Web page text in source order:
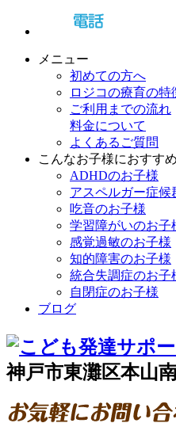
メニュー
初めての方へ
ロジコの療育の特
ご利用までの流れ
料金について
よくあるご質問
こんなお子様におすすめ
ADHDのお子様
アスペルガー症候
吃音のお子様
学習障がいのお子
感覚過敏のお子様
知的障害のお子様
統合失調症のお子
自閉症のお子様
ブログ
神戸市東灘区本山